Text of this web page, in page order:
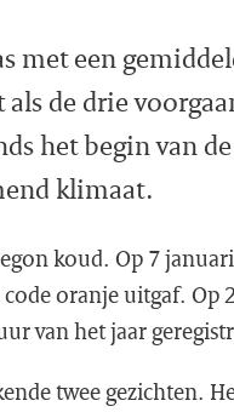
met een
als de drie
het begin van
klimaat.
koud. Op 7
oranje uitgaf. Op
van het jaar
twee gezichten.